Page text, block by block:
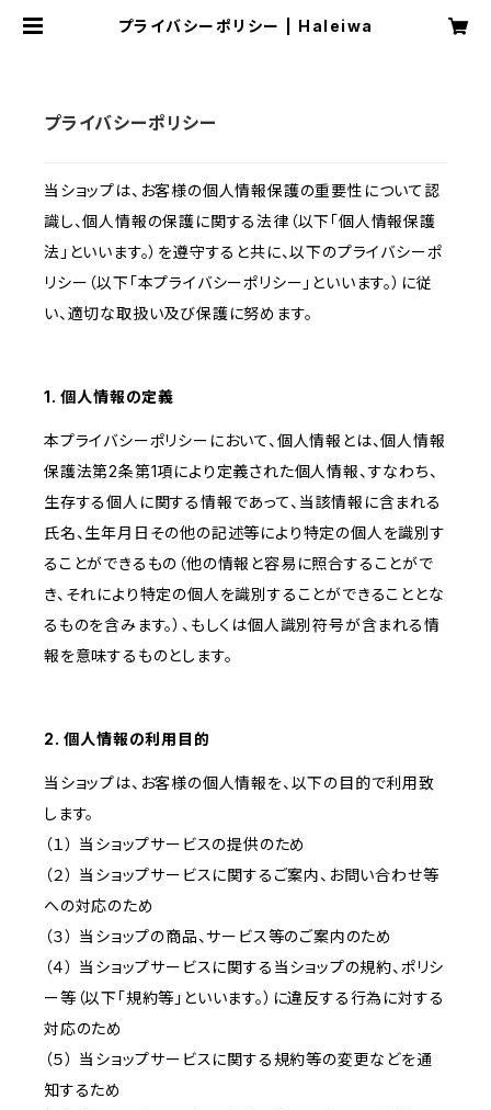
プライバシーポリシー | Haleiwa
プライバシーポリシー
当ショップは、お客様の個人情報保護の重要性について認
識し、個人情報の保護に関する法律（以下「個人情報保護
法」といいます。）を遵守すると共に、以下のプライバシーポ
リシー（以下「本プライバシーポリシー」といいます。）に従
い、適切な取扱い及び保護に努めます。
1. 個人情報の定義
本プライバシーポリシーにおいて、個人情報とは、個人情報
保護法第2条第1項により定義された個人情報、すなわち、
生存する個人に関する情報であって、当該情報に含まれる
氏名、生年月日その他の記述等により特定の個人を識別す
ることができるもの（他の情報と容易に照合することがで
き、それにより特定の個人を識別することができることとな
るものを含みます。）、もしくは個人識別符号が含まれる情
報を意味するものとします。
2. 個人情報の利用目的
当ショップは、お客様の個人情報を、以下の目的で利用致
します。
（１） 当ショップサービスの提供のため
（２） 当ショップサービスに関するご案内、お問い合わせ等
への対応のため
（３） 当ショップの商品、サービス等のご案内のため
（４） 当ショップサービスに関する当ショップの規約、ポリシ
ー等（以下「規約等」といいます。）に違反する行為に対する
対応のため
（５） 当ショップサービスに関する規約等の変更などを通
知するため